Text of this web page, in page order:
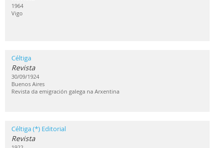
1964
Vigo
Céltiga
Revista
30/09/1924
Buenos Aires
Revista da emigración galega na Arxentina
Céltiga (*) Editorial
Revista